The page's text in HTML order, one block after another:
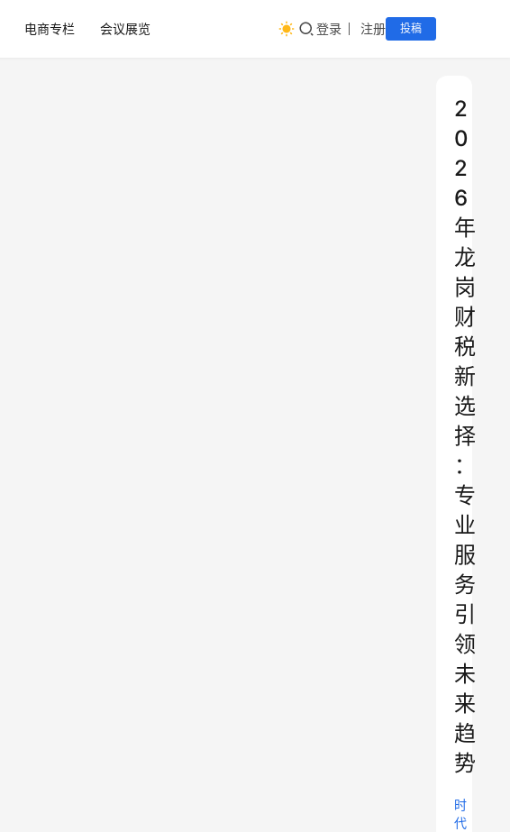
电商专栏 会议展览 登录 注册 投稿
2
0
2
6
年
龙
岗
财
税
新
选
择
：
专
业
服
务
引
领
未
来
趋
势
时
代